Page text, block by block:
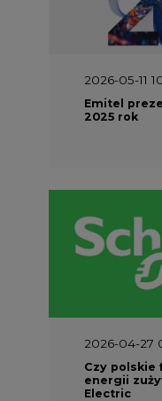
2026-05-11
Emitel
2025 rok
2026-04-27
Czy polskie
energii
Electric